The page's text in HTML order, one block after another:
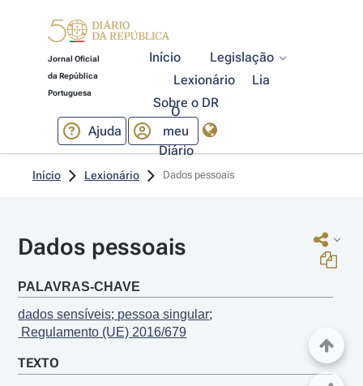
Jornal Oficial
da República
Portuguesa
Início
Legislação
Lexionário
Lia
Sobre o DR
Ajuda
O
meu
Diário
Início Lexionário Dados pessoais
Dados pessoais
PALAVRAS-CHAVE
dados sensíveis; pessoa singular;
Regulamento (UE) 2016/679
TEXTO